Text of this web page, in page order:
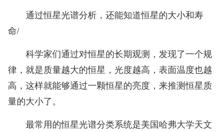
通过恒星光谱分析，还能知道恒星的大小和寿
命/
科学家们通过对恒星的长期观测，发现了一个规
律，就是质量越大的恒星，光度越高，表面温度也越
高，这样就能够通过一颗恒星的亮度，来推测恒星质
量的大小了。
最常用的恒星光谱分类系统是美国哈弗大学天文